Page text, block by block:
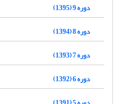
دوره 9 (1395)
دوره 8 (1394)
دوره 7 (1393)
دوره 6 (1392)